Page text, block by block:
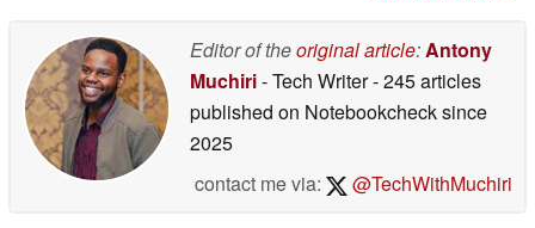
Editor of theoriginal article:Antony
Muchiri- Tech Writer- 245 articles
published on Notebookchecksince
2025
contact me via:
@TechWithMuchiri